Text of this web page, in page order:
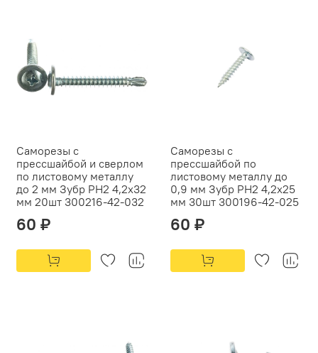
Саморезы с
прессшайбой и сверлом
по листовому металлу
до 2 мм Зубр PH2 4,2х32
мм 20шт 300216-42-032
60 ₽
Саморезы с
прессшайбой по
листовому металлу до
0,9 мм Зубр PH2 4,2х25
мм 30шт 300196-42-025
60 ₽